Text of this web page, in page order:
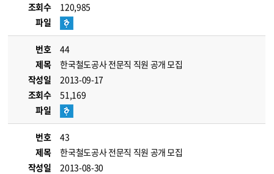
조회수
120,985
파일
번호
44
제목
한국철도공사 전문직 직원 공개 모집
작성일
2013-09-17
조회수
51,169
파일
번호
43
제목
한국철도공사 전문직 직원 공개 모집
작성일
2013-08-30